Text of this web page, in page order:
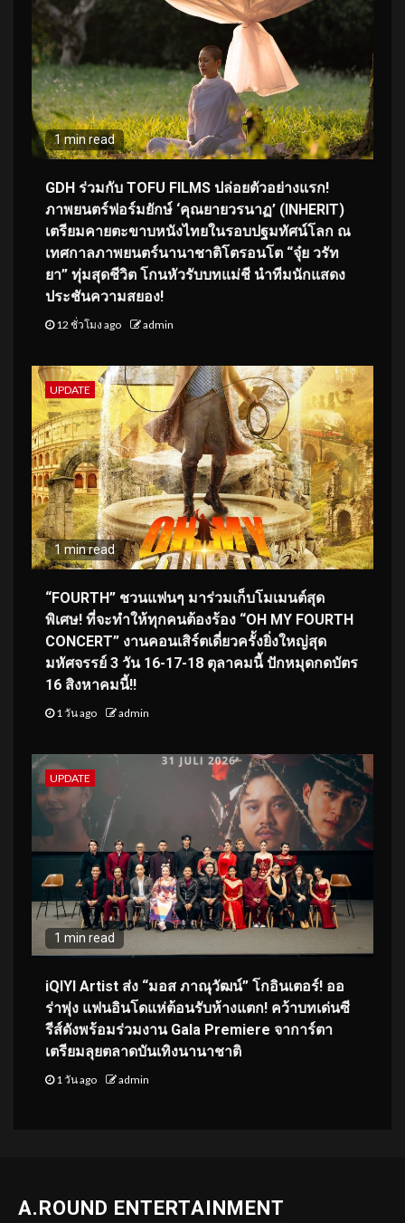
1 min read
GDH ร่วมกับ TOFU FILMS ปล่อยตัวอย่างแรก!
ภาพยนตร์ฟอร์มยักษ์ ‘คุณยายวรนาฏ’ (INHERIT)
เตรียมคายตะขาบหนังไทยในรอบปฐมทัศน์โลก ณ
เทศกาลภาพยนตร์นานาชาติโตรอนโต “จุ๋ย วรัท
ยา” ทุ่มสุดชีวิต โกนหัวรับบทแม่ชี นำทีมนักแสดง
ประชันความสยอง!
12 ชั่วโมง ago admin
UPDATE
1 min read
“FOURTH” ชวนแฟนๆ มาร่วมเก็บโมเมนต์สุด
พิเศษ! ที่จะทำให้ทุกคนต้องร้อง “OH MY FOURTH
CONCERT” งานคอนเสิร์ตเดี่ยวครั้งยิ่งใหญ่สุด
มหัศจรรย์ 3 วัน 16-17-18 ตุลาคมนี้ ปักหมุดกดบัตร
16 สิงหาคมนี้!!
1 วัน ago admin
UPDATE
1 min read
iQIYI Artist ส่ง “มอส ภาณุวัฒน์” โกอินเตอร์! ออ
ร่าพุ่ง แฟนอินโดแห่ต้อนรับห้างแตก! คว้าบทเด่นซี
รีส์ดังพร้อมร่วมงาน Gala Premiere จาการ์ตา
เตรียมลุยตลาดบันเทิงนานาชาติ
1 วัน ago admin
A.ROUND ENTERTAINMENT